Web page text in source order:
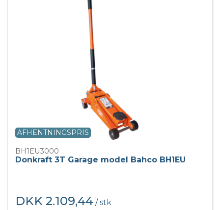
AFHENTNINGSPRIS
BH1EU3000
Donkraft 3T Garage model Bahco BH1EU
DKK 2.109,44 / stk